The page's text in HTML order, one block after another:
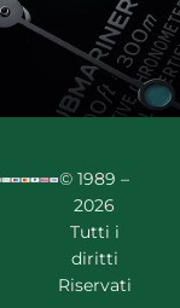
© 1989 –
2026
Tutti i
diritti
Riservati